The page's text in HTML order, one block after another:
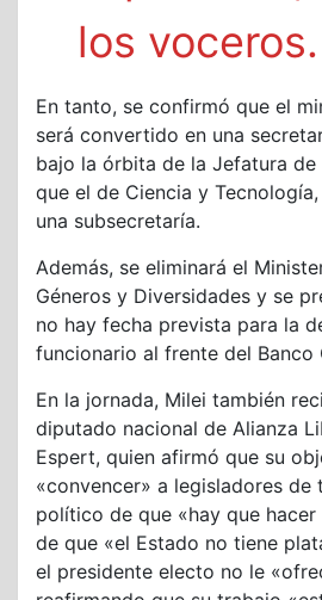
los voceros.
En tanto, se confirmó que el
será convertido en una
bajo la órbita de la Jefatura de
que el de Ciencia y
una subsecretaría.
Además, se eliminará el
Géneros y Diversidades y se
no hay fecha prevista para la
funcionario al frente del Banco
En la jornada, Milei también
diputado nacional de Alianza
Espert, quien afirmó que su
«convencer» a legisladores de
político de que «hay que
de que «el Estado no tiene
el presidente electo no le